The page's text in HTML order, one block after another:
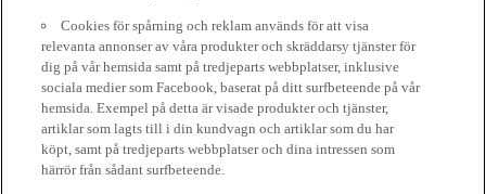
Cookies för spårning och reklam används för att visa
relevanta annonser av våra produkter och skräddarsy tjänster för
dig på vår hemsida samt på tredjeparts webbplatser, inklusive
sociala medier som Facebook, baserat på ditt surfbeteende på vår
hemsida. Exempel på detta är visade produkter och tjänster,
artiklar som lagts till i din kundvagn och artiklar som du har
köpt, samt på tredjeparts webbplatser och dina intressen som
härrör från sådant surfbeteende.